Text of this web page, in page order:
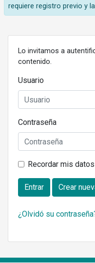
requiere registro previo y
Lo invitamos a
contenido.
Usuario
Contraseña
Recordar mis
Entrar Crear
¿Olvidó su